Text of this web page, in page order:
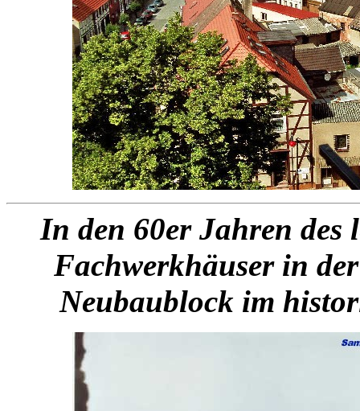
In den 60er Jahren des
Fachwerkhäuser in
Neubaublock im